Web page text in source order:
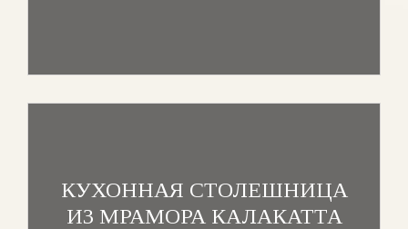
КУХОННАЯ СТОЛЕШНИЦА
ИЗ МРАМОРА КАЛАКАТТА